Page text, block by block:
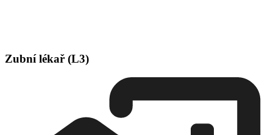
Zubní lékař (L3)